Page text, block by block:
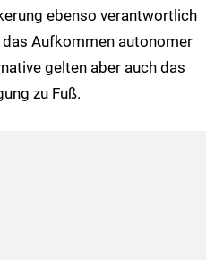
ebenso verantwortlich
Aufkommen autonomer
gelten aber auch das
zu Fuß.